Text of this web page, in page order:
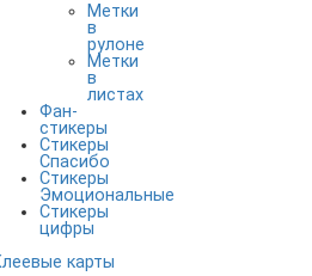
Метки
в
рулоне
Метки
в
листах
Фан-
стикеры
Стикеры
Спасибо
Стикеры
Эмоциональные
Стикеры
цифры
карты